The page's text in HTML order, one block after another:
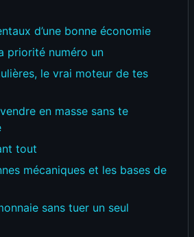
d’une bonne économie
priorité numéro un
le vrai moteur de tes
en masse sans te
tout
mécaniques et les bases de
sans tuer un seul